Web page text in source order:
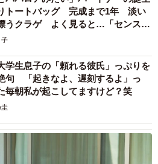
トートバッグ 完成まで1年 淡い
うクラゲ よく見ると…「センスす
子
学生息子の「頼れる彼氏」っぷりを
句 「起きなよ、遅刻するよ」っ
朝私が起こしてますけど？笑
圭